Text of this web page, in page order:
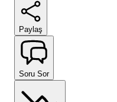
Paylaş
Soru Sor